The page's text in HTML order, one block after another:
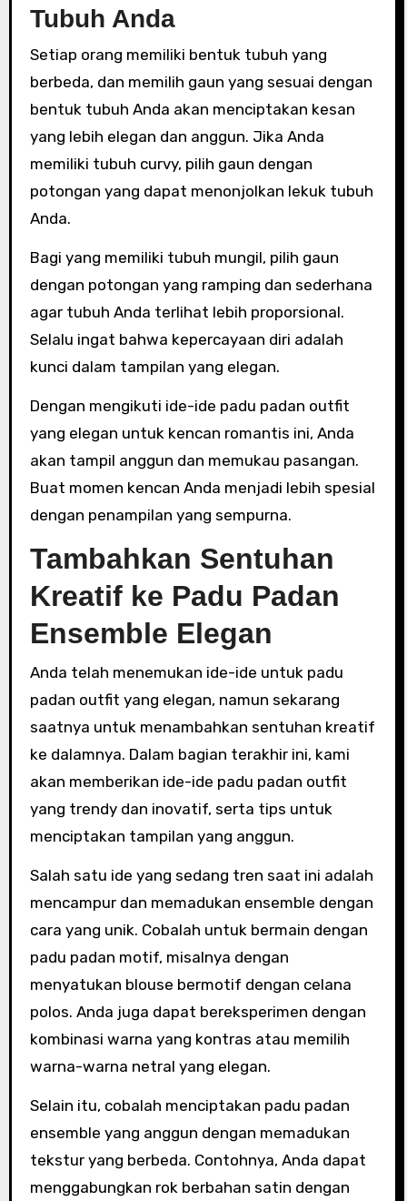
Tubuh Anda
Setiap orang memiliki bentuk tubuh yang
berbeda, dan memilih gaun yang sesuai dengan
bentuk tubuh Anda akan menciptakan kesan
yang lebih elegan dan anggun. Jika Anda
memiliki tubuh curvy, pilih gaun dengan
potongan yang dapat menonjolkan lekuk tubuh
Anda.
Bagi yang memiliki tubuh mungil, pilih gaun
dengan potongan yang ramping dan sederhana
agar tubuh Anda terlihat lebih proporsional.
Selalu ingat bahwa kepercayaan diri adalah
kunci dalam tampilan yang elegan.
Dengan mengikuti ide-ide padu padan outfit
yang elegan untuk kencan romantis ini, Anda
akan tampil anggun dan memukau pasangan.
Buat momen kencan Anda menjadi lebih spesial
dengan penampilan yang sempurna.
Tambahkan Sentuhan
Kreatif ke Padu Padan
Ensemble Elegan
Anda telah menemukan ide-ide untuk padu
padan outfit yang elegan, namun sekarang
saatnya untuk menambahkan sentuhan kreatif
ke dalamnya. Dalam bagian terakhir ini, kami
akan memberikan ide-ide padu padan outfit
yang trendy dan inovatif, serta tips untuk
menciptakan tampilan yang anggun.
Salah satu ide yang sedang tren saat ini adalah
mencampur dan memadukan ensemble dengan
cara yang unik. Cobalah untuk bermain dengan
padu padan motif, misalnya dengan
menyatukan blouse bermotif dengan celana
polos. Anda juga dapat bereksperimen dengan
kombinasi warna yang kontras atau memilih
warna-warna netral yang elegan.
Selain itu, cobalah menciptakan padu padan
ensemble yang anggun dengan memadukan
tekstur yang berbeda. Contohnya, Anda dapat
menggabungkan rok berbahan satin dengan